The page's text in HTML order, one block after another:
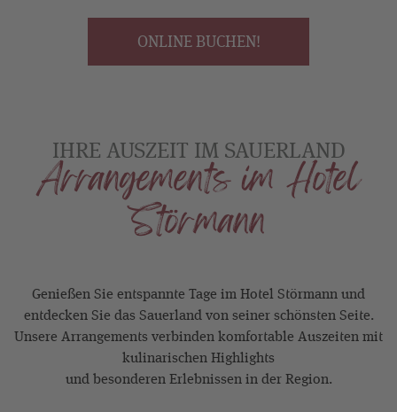
ONLINE BUCHEN!
IHRE AUSZEIT IM SAUERLAND
Arrangements im Hotel
Störmann
Genießen Sie entspannte Tage im Hotel Störmann und
entdecken Sie das Sauerland von seiner schönsten Seite.
Unsere Arrangements verbinden komfortable Auszeiten mit
kulinarischen Highlights
und besonderen Erlebnissen in der Region.